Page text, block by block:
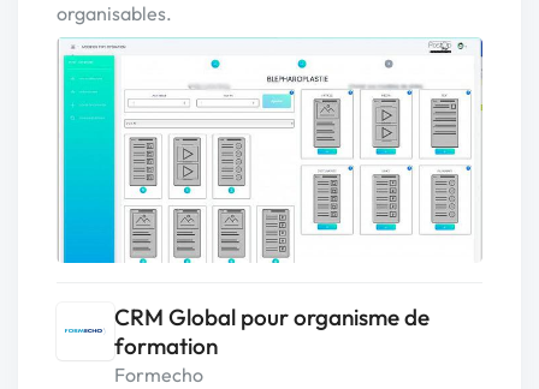
organisables.
CRM Global pour organisme de
formation
Formecho